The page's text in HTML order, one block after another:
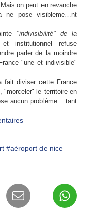
on peut en revanche
ne pose visibleme…nt
"indivisibilité" de la
institutionnel refuse
parler de la moindre
"une et indivisible"
fait diviser cette France
"morceler" le territoire en
aucun problème... tant
#aéroport de nice